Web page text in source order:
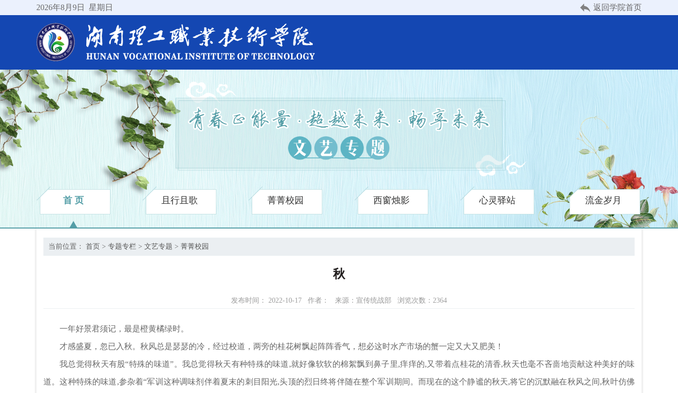
2026年8月9日 星期日 返回学院首页
首 页 且行且歌 菁菁校园 西窗烛影 心灵驿站 流金岁月
当前位置： 首页 > 专题专栏 > 文艺专题 > 菁菁校园
秋
发布时间： 2022-10-17 作者： 来源：宣传统战部 浏览次数： 2364
一年好景君须记，最是橙黄橘绿时。
才感盛夏，忽已入秋。秋风总是瑟瑟的冷，经过校道，两旁的桂花树飘起阵阵香气，想必这时水产市场的蟹一定又大又肥美！
我总觉得秋天有股“特殊的味道”。我总觉得秋天有种特殊的味道,就好像软软的棉絮飘到鼻子里,痒痒的,又带着点桂花的清香,秋天也毫不吝啬地贡献这种美好的味
道。这种特殊的味道,参杂着“军训这种调味剂伴着夏末的刺目阳光,头顶的烈日终将伴随在整个军训期间。而现在的这个静谧的秋天,将它的沉默融在秋风之间,秋叶仿佛